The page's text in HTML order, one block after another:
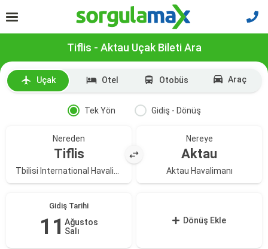
Tiflis - Aktau Uçak Bileti Ara
Uçak Otel Otobüs Araç
Tek Yön Gidiş - Dönüş
Nereden
Tiflis
Nereye
Aktau
Aktau Havalimanı
Gidiş Tarihi
11 Ağustos
Salı
Dönüş Ekle